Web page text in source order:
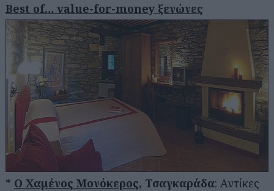
Best of… value-for-money ξενώνες
* Ο Χαμένος Μονόκερος, Τσαγκαράδα: Αντίκες